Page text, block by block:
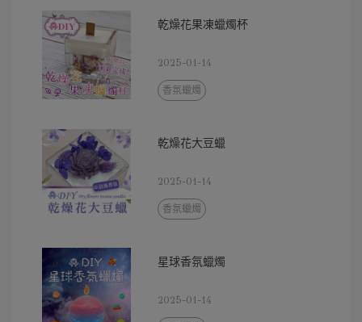
乾燥花果凍蠟燭杯
2025-01-14
香氛蠟燭
乾燥花大豆蠟
2025-01-14
香氛蠟燭
星球香氛蠟燭
2025-01-14